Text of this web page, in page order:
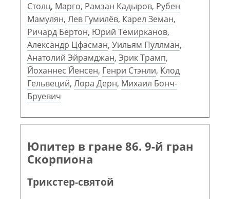
Столц, Марго, Рамзан Кадыров, Рубен
Мамулян, Лев Гумилёв, Карел Земан,
Ричард Бертон, Юрий Темирканов,
Александр Цфасман, Уильям Пуллман,
Анатолий Эйрамджан, Эрик Трамп,
Йоханнес Йенсен, Генри Стэнли, Клод
Гельвеций, Лора Дерн, Михаил Бонч-
Бруевич
Юпитер в гране 86. 9-й гран
Скорпиона
Трикстер-святой